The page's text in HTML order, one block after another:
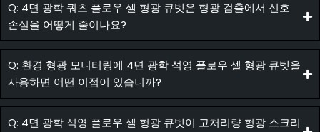
Q: 4면 광학 쿼츠 플로우 셀 형광 큐벳은 형광 검출에서 신호
손실을 어떻게 줄이나요?
Q: 환경 형광 모니터링에 4면 광학 석영 플로우 셀 형광 큐벳을
사용하면 어떤 이점이 있습니까?
Q: 4면 광학 석영 플로우 셀 형광 큐벳이 고처리량 형광 스크리